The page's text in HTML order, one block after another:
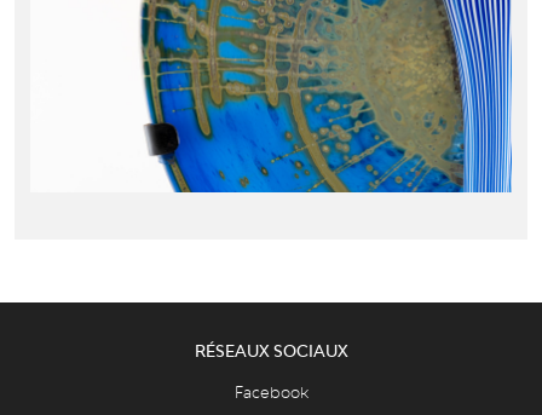
RÉSEAUX SOCIAUX
Facebook